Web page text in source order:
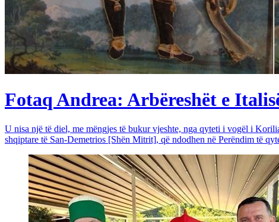
Fotaq Andrea: Arbëreshët e
U nisa një të diel, me mëngjes të bukur vjeshte, nga qyteti i vogël i
shqiptare të San-Demetrios [Shën Mitrit], që ndodhen në Perëndim të